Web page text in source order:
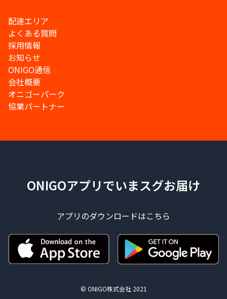
配達エリア
よくある質問
採用情報
お知らせ
ONIGO通信
会社概要
オニゴーパーク
協業パートナー
ONIGOアプリでいまスグお届け
アプリのダウンロードはこちら
© ONIGO株式会社 2021